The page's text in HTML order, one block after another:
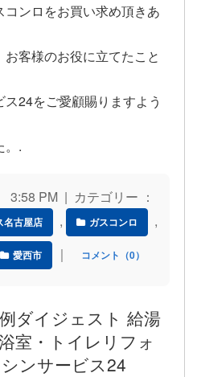
ンロをお買い求め頂きあ
客様のお役に立てたこと
24をご愛顧賜りますよう
。.
PM | カテゴリー ：
名古屋店 , ガスコンロ ,
愛西市 ｜ コメント（0）
ダイジェスト 給湯
室・トイレリフォ
ンサービス24